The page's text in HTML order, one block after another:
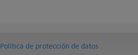
Política de protección de datos